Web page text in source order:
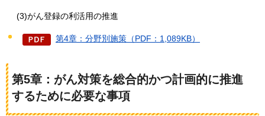
(3)がん登録の利活用の推進
第4章：分野別施策（PDF：1,089KB）
第5章：がん対策を総合的かつ計画的に推進
するために必要な事項